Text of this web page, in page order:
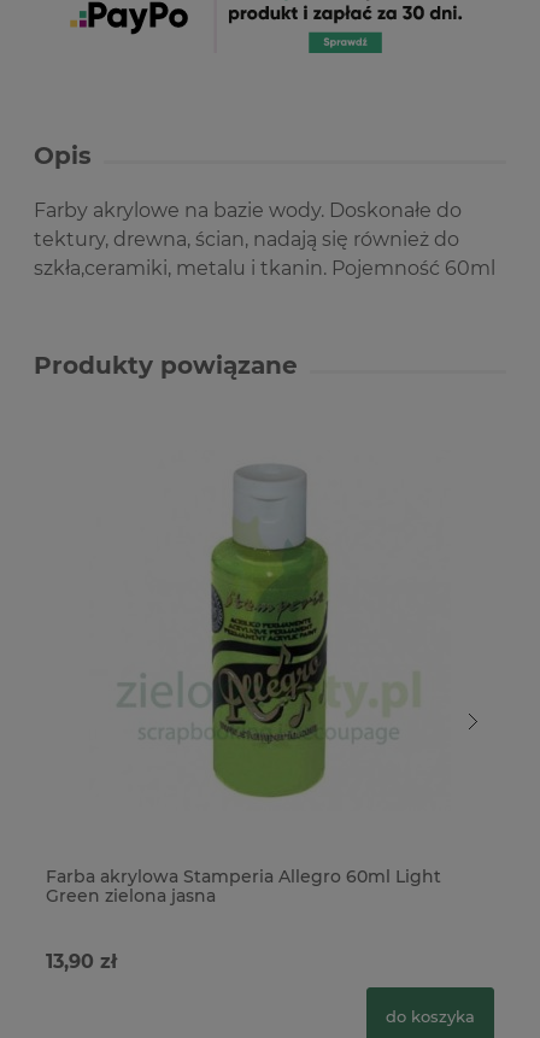
Opis
Farby akrylowe na bazie wody. Doskonałe do
tektury, drewna, ścian, nadają się również do
szkła,ceramiki, metalu i tkanin. Pojemność 60ml
Produkty powiązane
Farba akrylowa Stamperia Allegro 60ml Light
Green zielona jasna
13,90 zł
do koszyka